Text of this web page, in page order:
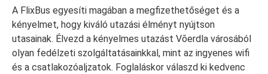
A FlixBus egyesíti magában a megfizethetőséget és a
kényelmet, hogy kiváló utazási élményt nyújtson
utasainak. Élvezd a kényelmes utazást Võerdla városából
olyan fedélzeti szolgáltatásainkkal, mint az ingyenes wifi
és a csatlakozóaljzatok. Foglaláskor válaszd ki kedvenc